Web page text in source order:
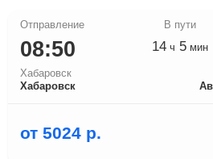
08:50
Хабаровск
Хабаровск
14 ч 5 мин
от 5024 р.